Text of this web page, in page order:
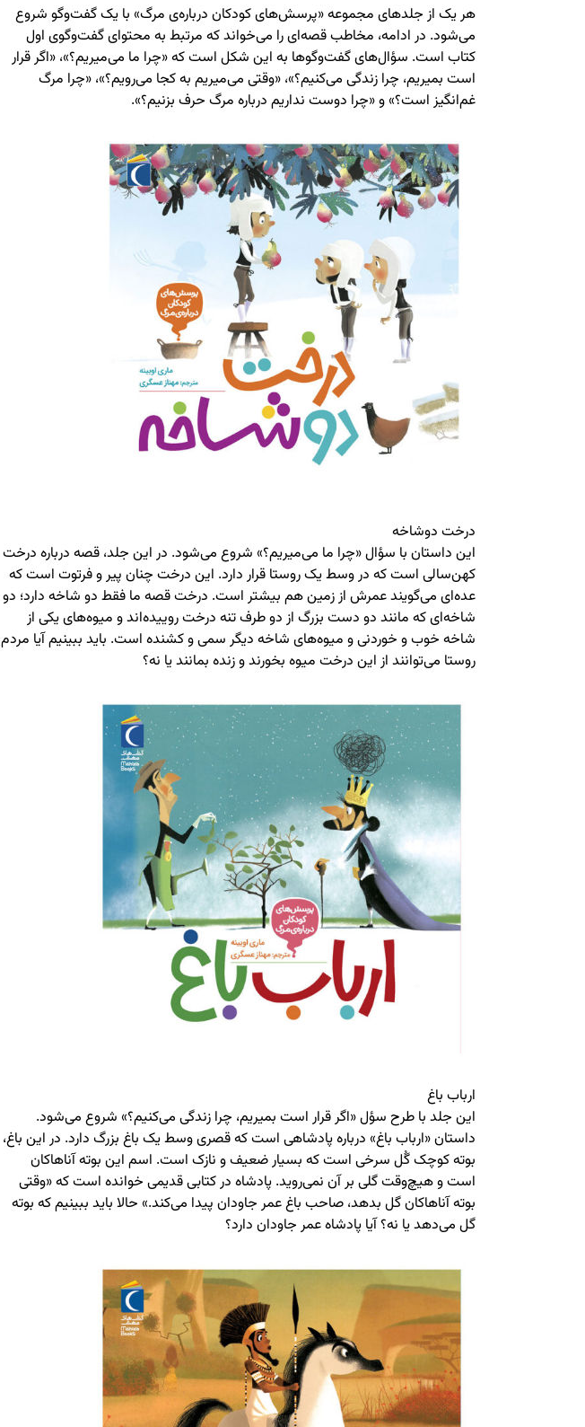
هر یک از جلدهای مجموعه «پرسش‌های کودکان درباره‌ی مرگ» با یک گفت‌وگو شروع
می‌شود. در ادامه، مخاطب قصه‌ای را می‌خواند که مرتبط به محتوای گفت‌وگوی اول
کتاب است. سؤال‌های گفت‌وگوها به این شکل است که «چرا ما می‌میریم؟»، «اگر قرار
است بمیریم، چرا زندگی می‌کنیم؟»، «وقتی می‌میریم به کجا می‌رویم؟»، «چرا مرگ
غم‌انگیز است؟» و «چرا دوست نداریم درباره مرگ حرف بزنیم؟».
درخت دوشاخه
این داستان با سؤال «چرا ما می‌میریم؟» شروع می‌شود. در این جلد، قصه درباره درخت
کهن‌سالی است که در وسط یک روستا قرار دارد. این درخت چنان پیر و فرتوت است که
عده‌ای می‌گویند عمرش از زمین هم بیشتر است. درخت قصه ما فقط دو شاخه دارد؛ دو
شاخه‌ای که مانند دو دست بزرگ از دو طرف تنه درخت روییده‌اند و میوه‌های یکی از
شاخه خوب و خوردنی و میوه‌های شاخه دیگر سمی و کشنده است. باید ببینیم آیا مردم
روستا می‌توانند از این درخت میوه بخورند و زنده بمانند یا نه؟
ارباب باغ
این جلد با طرح سؤل «اگر قرار است بمیریم، چرا زندگی می‌کنیم؟» شروع می‌شود.
داستان «ارباب باغ» درباره پادشاهی است که قصری وسط یک باغ بزرگ دارد. در این باغ،
بوته کوچک گُل سرخی است که بسیار ضعیف و نازک است. اسم این بوته آناهاکان
است و هیچ‌وقت گلی بر آن نمی‌روید. پادشاه در کتابی قدیمی خوانده است که «وقتی
بوته آناهاکان گل بدهد، صاحب باغ عمر جاودان پیدا می‌کند.» حالا باید ببینیم که بوته
گل می‌دهد یا نه؟ آیا پادشاه عمر جاودان دارد؟